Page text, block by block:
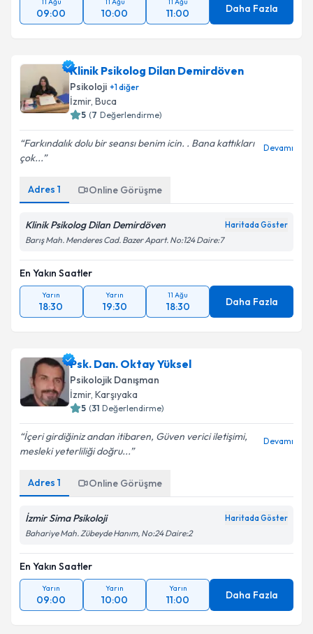
09:00 10:00 11:00 Daha Fazla
Klinik Psikolog Dilan Demirdöven
Psikoloji +1diğer
İzmir, Buca
5 (7 Değerlendirme)
Farkındalık dolu bir seansı benim icin. . Bana kattıkları
çok...
Devamı
Adres 1 Online Görüşme
Klinik Psikolog Dilan Demirdöven Haritada Göster
Barış Mah. Menderes Cad. Bazer Apart. No:124 Daire:7
En Yakın Saatler
Yarın
18:30
Yarın
19:30
11 Ağu
18:30 Daha Fazla
Psk. Dan. Oktay Yüksel
Psikolojik Danışman
İzmir, Karşıyaka
5 (31 Değerlendirme)
İçeri girdiğiniz andan itibaren, Güven verici iletişimi,
mesleki yeterliliği doğru...
Devamı
Adres 1 Online Görüşme
İzmir Sima Psikoloji Haritada Göster
Bahariye Mah. Zübeyde Hanım, No:24 Daire:2
En Yakın Saatler
Yarın
09:00
Yarın
10:00
Yarın
11:00 Daha Fazla